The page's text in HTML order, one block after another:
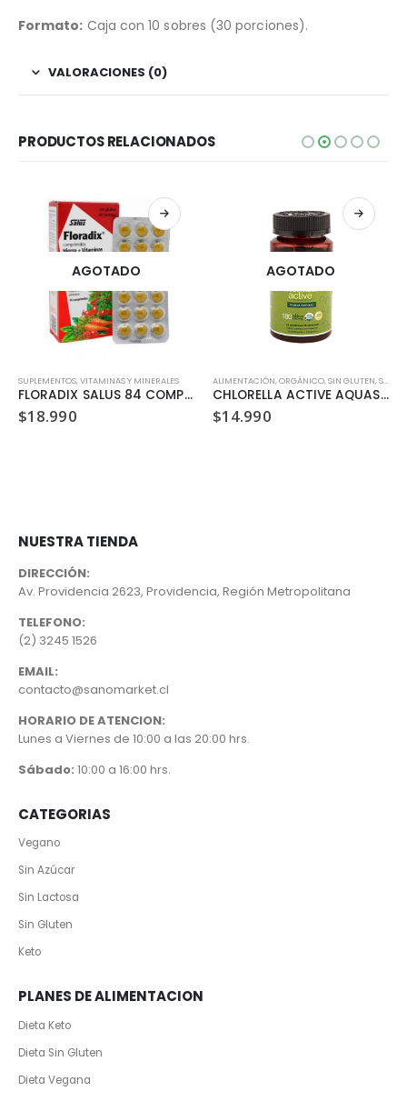
Formato: Caja con 10 sobres (30 porciones).
VALORACIONES (0)
PRODUCTOS RELACIONADOS
,VEGANO
AGOTADO
SUPLEMENTOS,VITAMINAS Y MINERALES
FLORADIX SALUS 84 COMPRIMIDOS
$18.990
AGOTADO
ALIMENTACIÓN,ORGÁNICO,SIN GLUTEN,SIN LACTOSA
CHLORELLA ACTIVE AQUASOLAR 180 CÁPSULAS / 500 MG
$14.990
NUESTRA TIENDA
DIRECCIÓN:
Av. Providencia 2623, Providencia, Región Metropolitana
TELEFONO:
(2) 3245 1526
EMAIL:
contacto@sanomarket.cl
HORARIO DE ATENCION:
Lunes a Viernes de 10:00 a las 20:00 hrs.
Sábado: 10:00 a 16:00 hrs.
CATEGORIAS
Vegano
Sin Azúcar
Sin Lactosa
Sin Gluten
Keto
PLANES DE ALIMENTACION
Dieta Keto
Dieta Sin Gluten
Dieta Vegana